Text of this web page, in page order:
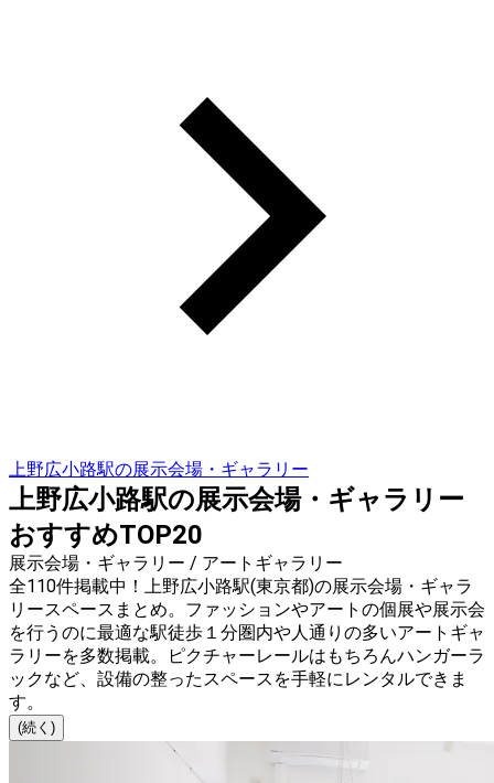
上野広小路駅の展示会場・ギャラリー
上野広小路駅の展示会場・ギャラリー
おすすめTOP20
展示会場・ギャラリー / アートギャラリー
全110件掲載中！上野広小路駅(東京都)の展示会場・ギャラ
リースペースまとめ。ファッションやアートの個展や展示会
を行うのに最適な駅徒歩１分圏内や人通りの多いアートギャ
ラリーを多数掲載。ピクチャーレールはもちろんハンガーラ
ックなど、設備の整ったスペースを手軽にレンタルできま
す。
(続く)